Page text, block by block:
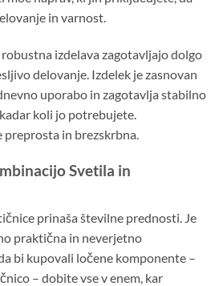
in varnost.
izdelava zagotavljajo dolgo
delovanje. Izdelek je zasnovan
uporabo in zagotavlja stabilno
koli jo potrebujete.
preprosta in brezskrbna.
Svetila in
prinaša številne prednosti. Je
praktična in neverjetno
bi kupovali ločene komponente –
– dobite vse v enem, kar